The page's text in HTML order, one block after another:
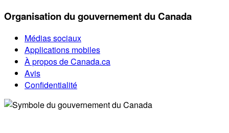
Organisation du gouvernement du Canada
Médias sociaux
Applications mobiles
À propos de Canada.ca
Avis
Confidentialité